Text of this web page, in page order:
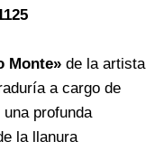
Monte» de la artista
a cargo de
profunda
la llanura